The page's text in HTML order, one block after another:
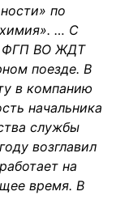
по
химия». … С
ФГП ВО ЖДТ
поезде. В
в компанию
начальника
службы
возглавил
на
время. В